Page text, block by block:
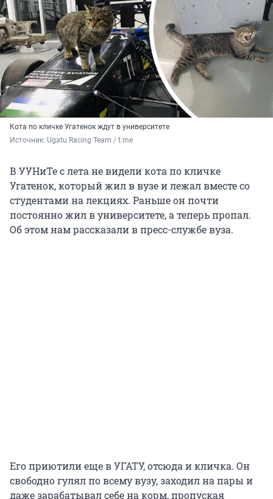
Кота по кличке Угатенок ждут в университете
Источник: Ugatu Racing Team / t.me
В УУНиТе с лета не видели кота по кличке
Угатенок, который жил в вузе и лежал вместе со
студентами на лекциях. Раньше он почти
постоянно жил в университете, а теперь пропал.
Об этом нам рассказали в пресс-службе вуза.
Его приютили еще в УГАТУ, отсюда и кличка. Он
свободно гулял по всему вузу, заходил на пары и
даже зарабатывал себе на корм, пропуская